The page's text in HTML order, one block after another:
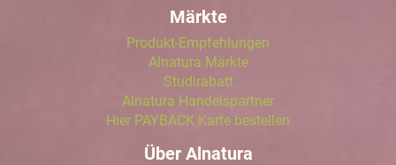
Märkte
Produkt-Empfehlungen
Alnatura Märkte
Studirabatt
Alnatura Handelspartner
Hier PAYBACK Karte bestellen
Über Alnatura